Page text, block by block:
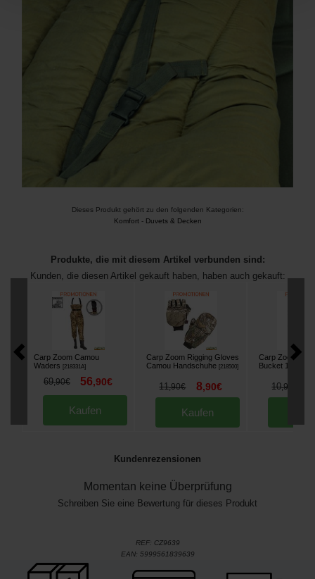
Dieses Produkt gehört zu den folgenden Kategorien:
Komfort- Duvets & Decken
Produkte, die mit diesem Artikel verbunden sind:
Kunden, die diesen Artikel gekauft haben, haben auch gekauft:
Carp Zoom Camou
Waders
[218331A]
69,90€ 56,90€
Kaufen
Carp Zoom Rigging Gloves
Camou Handschuhe [218500]
11,90€ 8,90€
Kaufen
Carp Zoom
Bucket 12L
10,90
Kundenrezensionen
Momentan keine Überprüfung
Schreiben Sie eine Bewertung für dieses Produkt
REF: CZ9639
EAN: 5999561839639